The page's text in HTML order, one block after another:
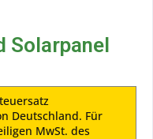
Solarpanel
Deutschland. Für
MwSt. des